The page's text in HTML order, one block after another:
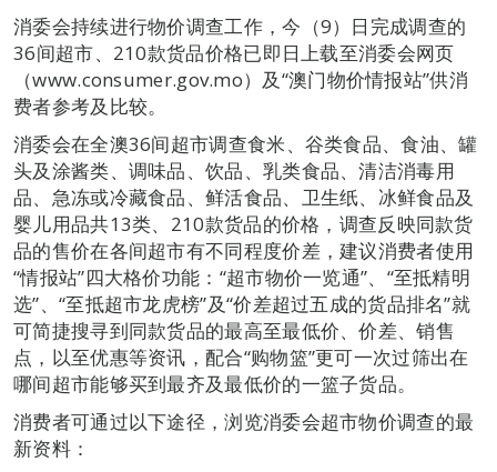
消委会持续进行物价调查工作，今（9）日完成调查的
36间超市、210款货品价格已即日上载至消委会网页
（www.consumer.gov.mo）及“澳门物价情报站”供消
费者参考及比较。
消委会在全澳36间超市调查食米、谷类食品、食油、罐
头及涂酱类、调味品、饮品、乳类食品、清洁消毒用
品、急冻或冷藏食品、鲜活食品、卫生纸、冰鲜食品及
婴儿用品共13类、210款货品的价格，调查反映同款货
品的售价在各间超市有不同程度价差，建议消费者使用
“情报站”四大格价功能：“超市物价一览通”、“至抵精明
选”、“至抵超市龙虎榜”及“价差超过五成的货品排名”就
可简捷搜寻到同款货品的最高至最低价、价差、销售
点，以至优惠等资讯，配合“购物篮”更可一次过筛出在
哪间超市能够买到最齐及最低价的一篮子货品。
消费者可通过以下途径，浏览消委会超市物价调查的最
新资料：